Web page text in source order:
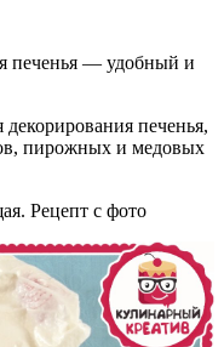
печенья — удобный и
печенья,
пирожных и медовых